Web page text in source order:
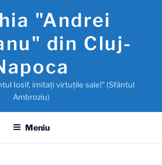
"Andrei
din Cluj-
Iosif, imitaţi virtuţile sale!" (Sfântul
Ambroziu)
Meniu